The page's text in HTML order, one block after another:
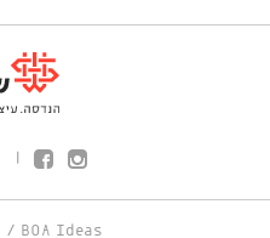
/ BOA Ideas